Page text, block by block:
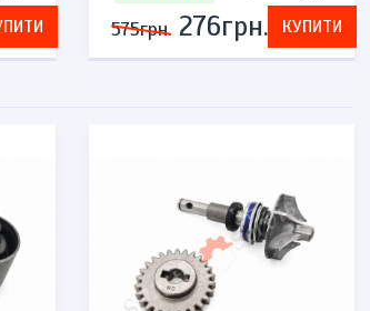
575грн. 276грн. КУПИТИ